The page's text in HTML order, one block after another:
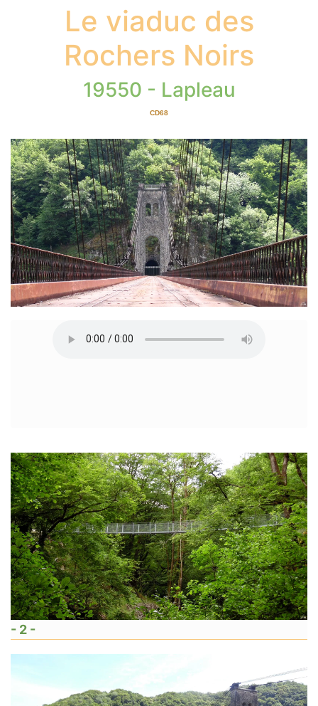
Le viaduc des
Rochers Noirs
19550 - Lapleau
CD68
- 2 -